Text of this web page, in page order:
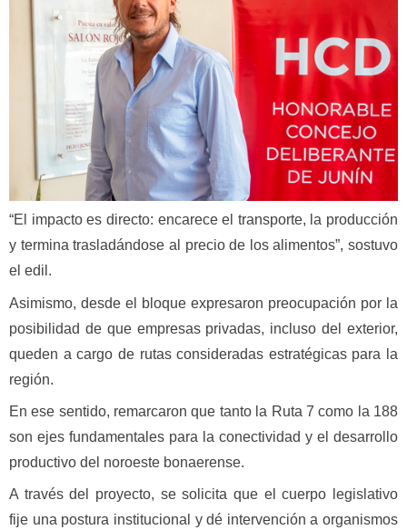
“El impacto es directo: encarece el transporte, la producción
y termina trasladándose al precio de los alimentos”, sostuvo
el edil.
Asimismo, desde el bloque expresaron preocupación por la
posibilidad de que empresas privadas, incluso del exterior,
queden a cargo de rutas consideradas estratégicas para la
región.
En ese sentido, remarcaron que tanto la Ruta 7 como la 188
son ejes fundamentales para la conectividad y el desarrollo
productivo del noroeste bonaerense.
A través del proyecto, se solicita que el cuerpo legislativo
fije una postura institucional y dé intervención a organismos